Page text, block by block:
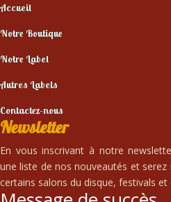
Accueil
Notre Boutique
Notre Label
Autres Labels
Contactez-nous
Newsletter
En vous inscrivant à notre
une liste de nos nouveautés et
certains salons du disque, festivals et